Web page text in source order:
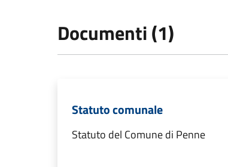
Documenti (1)
Statuto comunale
Statuto del Comune di Penne